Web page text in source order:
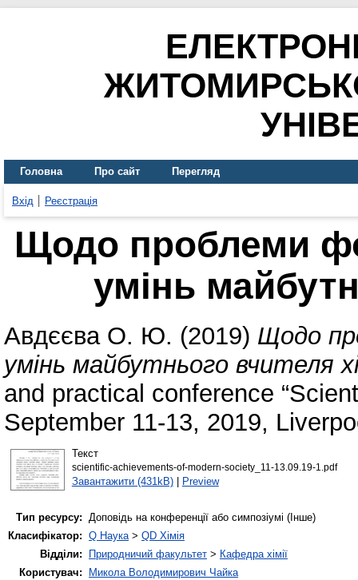
Головна Про сайт Перегляд
Вхід Реєстрація
Щодо проблеми
умінь
Авдєєва О. Ю. (2019) Щодо
умінь майбутнього вчителя
and practical conference
September 11-13, 2019,
Текст
scientific-achievements-of-modern-society_11-13.09.19-1.pdf
Завантажити (431kB)| Preview
Тип ресурсу: Доповідь на конференції або симпозіумі (Інше)
Класифікатор: Q Наука> QD Хімія
Відділи:
Природничий факультет > Кафедра хімії
Користувач:
Микола Володимирович Чайка